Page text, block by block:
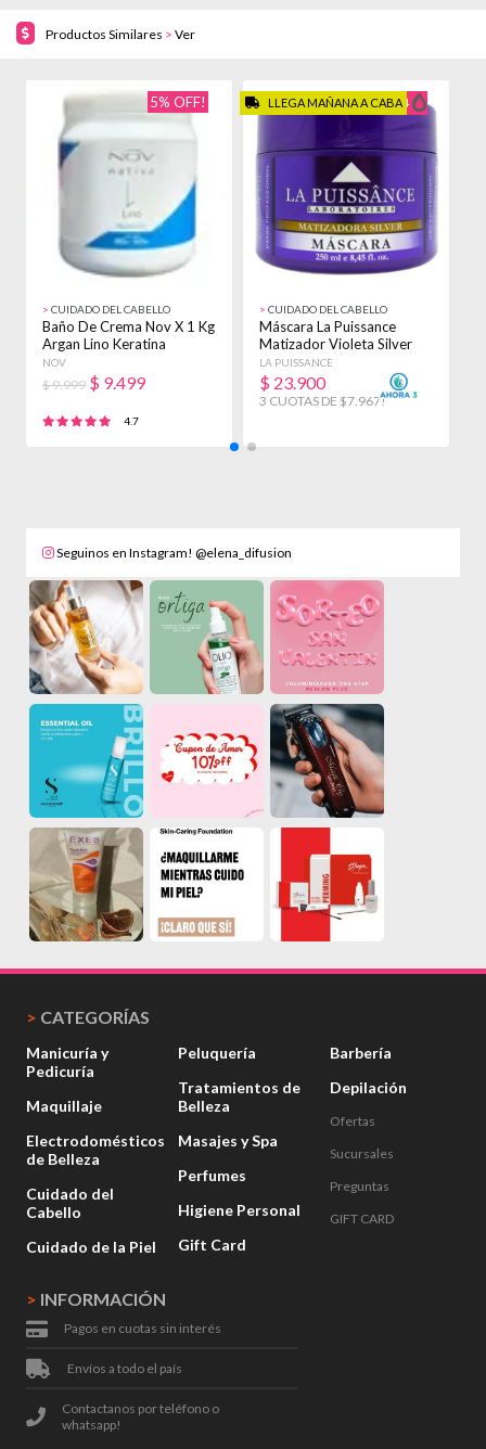
Productos Similares > Ver
5% OFF!
> CUIDADO DEL CABELLO
Baño De Crema Nov X 1 Kg
Argan Lino Keratina
Almendras
NOV
$ 9.999 $ 9.499
4.7
1654
LLEGA MAÑANA A CABA
> CUIDADO DEL CABELLO
Máscara La Puissance
Matizador Violeta Silver
Rubios 250ml
LA PUISSANCE
$ 23.900
3 CUOTAS DE $7.967!
Seguinos en Instagram! @elena_difusion
> INFORMACIÓN
Pagos en cuotas sin interés
Envíos a todo el país
Contactanos por teléfono o
whatsapp!
> CATEGORÍAS
Manicuría y
Pedicuría
Maquillaje
Electrodomésticos
de Belleza
Cuidado del
Cabello
Cuidado de la Piel
Peluquería
Tratamientos de
Belleza
Masajes y Spa
Perfumes
Higiene Personal
Gift Card
Barbería
Depilación
Ofertas
Sucursales
Preguntas
GIFT CARD